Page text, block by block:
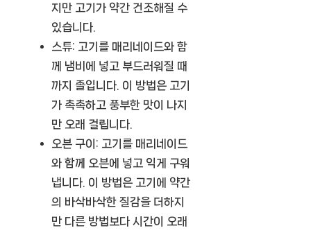
지만 고기가 약간 건조해질 수
있습니다.
스튜: 고기를 매리네이드와 함
께 냄비에 넣고 부드러워질 때
까지 졸입니다. 이 방법은 고기
가 촉촉하고 풍부한 맛이 나지
만 오래 걸립니다.
오븐 구이: 고기를 매리네이드
와 함께 오븐에 넣고 익게 구워
냅니다. 이 방법은 고기에 약간
의 바삭바삭한 질감을 더하지
만 다른 방법보다 시간이 오래